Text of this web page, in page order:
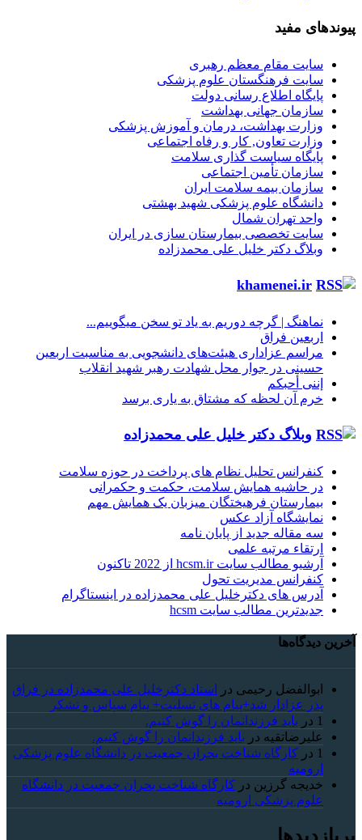
پیوندهای مفید
سایت مقام معظم رهبری
سایت فرهنگستان علوم پزشکی
پایگاه اطلاع رسانی دولت
سازمان جهانی بهداشت
وزارت بهداشت، درمان و آموزش پزشکی
وزارت تعاون, کار و رفاه اجتماعی
پایگاه سیاست گذاری سلامت
سازمان تأمین اجتماعی
سازمان بیمه سلامت ایران
دانشگاه علوم پزشکی شهید بهشتی
واحد تهران شمال
سایت تخصصی بیمارستان سازی در ایران
وبلاگ دکتر خلیل علی محمدزاده
khamenei.ir
نماهنگ |‌ گرچه دوریم به یاد تو سخن میگوییم...
اربعین فراق
مراسم عزاداری هیئت‌های دانشجویی به مناسبت اربعین
حسینی در جوار محل شهادت رهبر شهید انقلاب
إننی أحبکم
خرم آن لحظه که مشتاق به یاری برسد
وبلاگ دکتر خلیل علی محمدزاده
کنفرانس تحلیل نظام های پرداخت در حوزه سلامت
در حاشیه همایش سلامت، حکمت و حکمرانی
بیمارستان فرهیختگان میزبان یک همایش مهم
نمایشگاه آزاد عکس
سه مقاله جدید از پایان نامه
ارتقاء مرتبه علمی
آرشیو مطالب سایت hcsm.ir از 2022 تاکنون
کنفرانس مدیریت تحول
آدرس های دکترخلیل علی محمدزاده در اینستاگرام
جدیدترین مطالب سایت hcsm
آخرین دیدگاه‌ها
ابوالفضل رحیمی در
استاد دکترخلیل علی محمدزاده در فراق
پدر عزادار شد+پیام های تسلیت+ پیام سپاس و تشکر
1 در باید فرزندانمان را گوش کنیم.
علیرضاتقیه در باید فرزندانمان را گوش کنیم.
1 در کارگاه شناخت بحران جمعیت در دانشگاه علوم پزشکی
ارومیه
خديجه گرزین در کارگاه شناخت بحران جمعیت در دانشگاه
علوم پزشکی ارومیه